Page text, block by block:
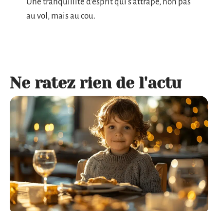
au vol, mais au cou.
Ne ratez rien de l'actu